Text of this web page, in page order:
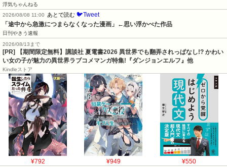
浮気ちゃんねる
2026/08/08 11:00
あとで読む 🐦Tweet
「途中から急激につまらなくなった漫画」←思い浮かべた作品
日刊やきう速報
2026/08/13まで
[PR] 【期間限定無料】講談社 夏電書2026 異世界でも翻弄されっぱなし!? かわい
い女の子が魅力の異世界ラブコメマンガ特集!『ダンジョンエルフ』他
Kindleストア
¥792 ¥949 ¥550